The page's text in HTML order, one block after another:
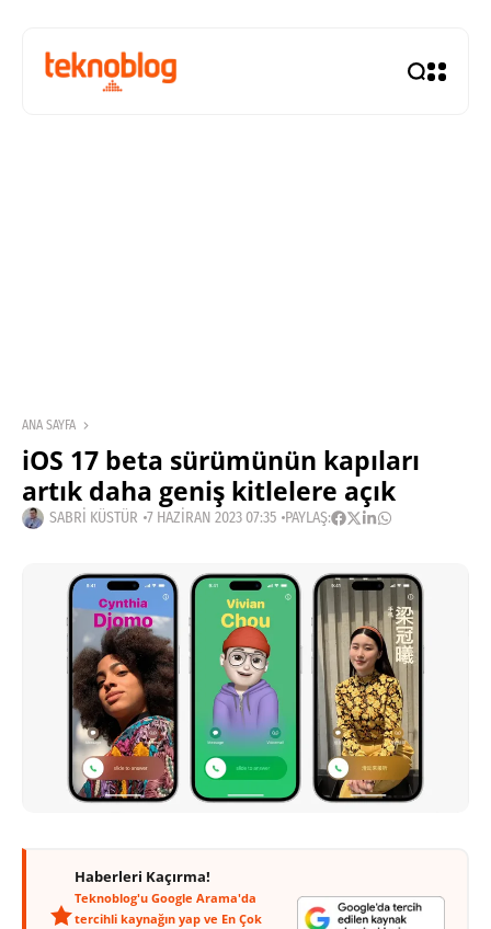
ANA SAYFA
iOS 17 beta sürümünün kapıları
artık daha geniş kitlelere açık
SABRI KÜSTÜR 7 HAZIRAN 2023 07:35 PAYLAŞ:
Haberleri Kaçırma!
Teknoblog'u Google Arama'da
tercihli kaynağın yap ve En Çok